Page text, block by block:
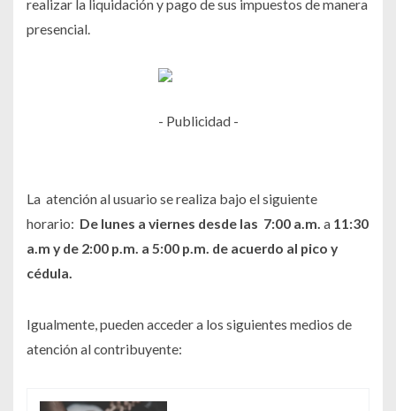
realizar la liquidación y pago de sus impuestos de manera
presencial.
- Publicidad -
La atención al usuario se realiza bajo el siguiente
horario: De lunes a viernes desde las 7:00 a.m. a 11:30
a.m y de 2:00 p.m. a 5:00 p.m. de acuerdo al pico y
cédula.
Igualmente, pueden acceder a los siguientes medios de
atención al contribuyente: